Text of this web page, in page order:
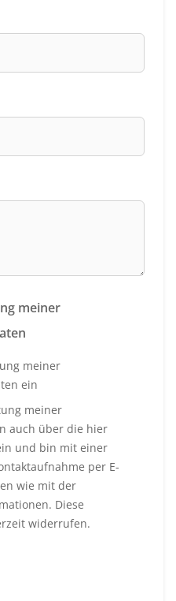
meiner
meiner
ein
meiner
auch über die hier
und bin mit einer
per E-
wie mit der
Diese
widerrufen.